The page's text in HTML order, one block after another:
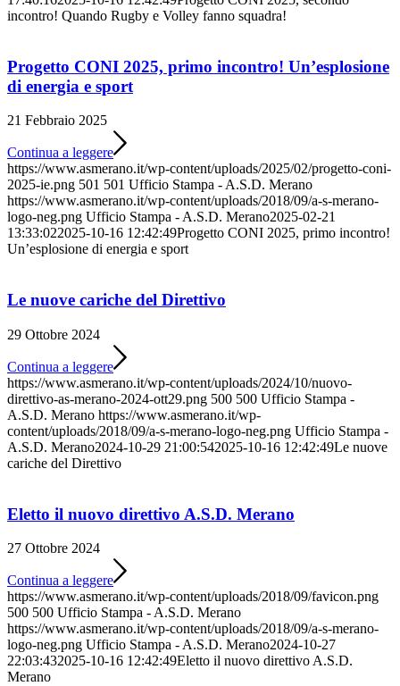
incontro! Quando Rugby e Volley fanno squadra!
Progetto CONI 2025, primo incontro! Un’esplosione
di energia e sport
21 Febbraio 2025
Continua a leggere
https://www.asmerano.it/wp-content/uploads/2025/02/progetto-coni-
2025-ie.png 501 501 Ufficio Stampa - A.S.D. Merano
https://www.asmerano.it/wp-content/uploads/2018/09/a-s-merano-
logo-neg.png Ufficio Stampa - A.S.D. Merano2025-02-21
13:33:022025-10-16 12:42:49Progetto CONI 2025, primo incontro!
Un’esplosione di energia e sport
Le nuove cariche del Direttivo
29 Ottobre 2024
Continua a leggere
https://www.asmerano.it/wp-content/uploads/2024/10/nuovo-
direttivo-as-merano-2024-ott29.png 500 500 Ufficio Stampa -
A.S.D. Merano https://www.asmerano.it/wp-
content/uploads/2018/09/a-s-merano-logo-neg.png Ufficio Stampa -
A.S.D. Merano2024-10-29 21:00:542025-10-16 12:42:49Le nuove
cariche del Direttivo
Eletto il nuovo direttivo A.S.D. Merano
27 Ottobre 2024
Continua a leggere
https://www.asmerano.it/wp-content/uploads/2018/09/favicon.png
500 500 Ufficio Stampa - A.S.D. Merano
https://www.asmerano.it/wp-content/uploads/2018/09/a-s-merano-
logo-neg.png Ufficio Stampa - A.S.D. Merano2024-10-27
22:03:432025-10-16 12:42:49Eletto il nuovo direttivo A.S.D.
Merano